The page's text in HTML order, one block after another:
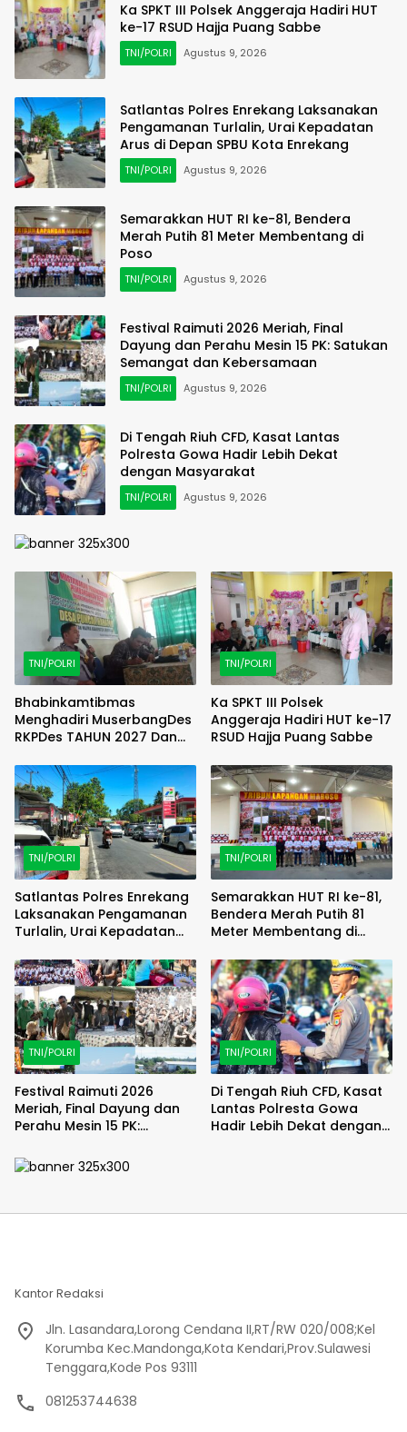
Ka SPKT III Polsek Anggeraja Hadiri HUT
ke-17 RSUD Hajja Puang Sabbe
TNI/POLRI Agustus 9, 2026
Satlantas Polres Enrekang Laksanakan
Pengamanan Turlalin, Urai Kepadatan
Arus di Depan SPBU Kota Enrekang
TNI/POLRI Agustus 9, 2026
Semarakkan HUT RI ke-81, Bendera
Merah Putih 81 Meter Membentang di
Poso
TNI/POLRI Agustus 9, 2026
Festival Raimuti 2026 Meriah, Final
Dayung dan Perahu Mesin 15 PK: Satukan
Semangat dan Kebersamaan
TNI/POLRI Agustus 9, 2026
Di Tengah Riuh CFD, Kasat Lantas
Polresta Gowa Hadir Lebih Dekat
dengan Masyarakat
TNI/POLRI Agustus 9, 2026
TNI/POLRI
Bhabinkamtibmas
Menghadiri MuserbangDes
RKPDes TAHUN 2027 Dan
Puncak Harapan
TNI/POLRI
Ka SPKT III Polsek
Anggeraja Hadiri HUT ke-17
RSUD Hajja Puang Sabbe
TNI/POLRI
Satlantas Polres Enrekang
Laksanakan Pengamanan
Turlalin, Urai Kepadatan
Enrekang
TNI/POLRI
Semarakkan HUT RI ke-81,
Bendera Merah Putih 81
Meter Membentang di
TNI/POLRI
Festival Raimuti 2026
Meriah, Final Dayung dan
Perahu Mesin 15 PK:
Kebersamaan
TNI/POLRI
Di Tengah Riuh CFD, Kasat
Lantas Polresta Gowa
Hadir Lebih Dekat dengan
Kantor Redaksi
Jln. Lasandara,Lorong Cendana II,RT/RW 020/008;Kel
Korumba Kec.Mandonga,Kota Kendari,Prov.Sulawesi
Tenggara,Kode Pos 93111
081253744638